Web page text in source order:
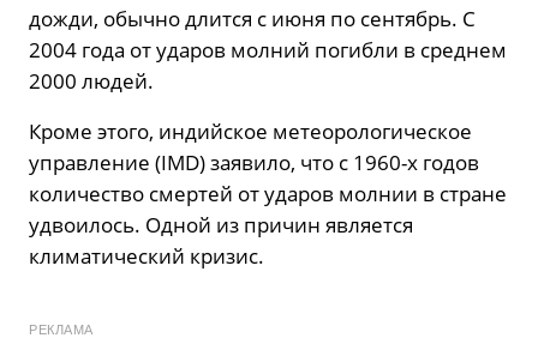
дожди, обычно длится с июня по сентябрь. С
2004 года от ударов молний погибли в среднем
2000 людей.
Кроме этого, индийское метеорологическое
управление (IMD) заявило, что с 1960-х годов
количество смертей от ударов молнии в стране
удвоилось. Одной из причин является
климатический кризис.
РЕКЛАМА